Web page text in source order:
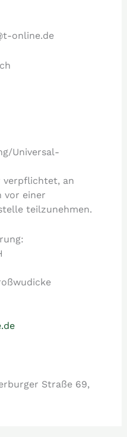
online.de
Universal­
verpflichtet, an
vor einer
teilzunehmen.
Straße 69,